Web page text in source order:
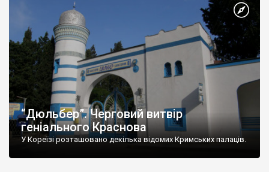
“Дюльбер”. Черговий витвір
геніального Краснова
У Кореїзі розташовано декілька відомих Кримських палаців.